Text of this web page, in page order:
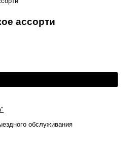
ассорти
обслуживания